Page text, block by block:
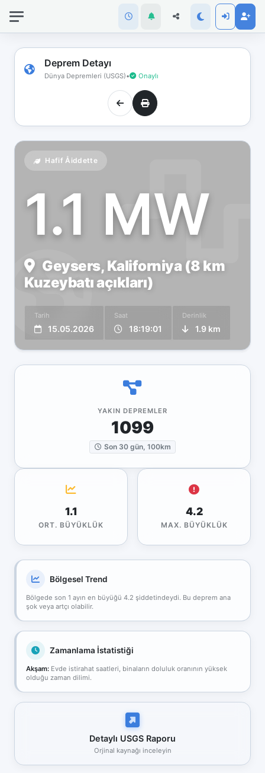
Deprem Detayı
Dünya Depremleri (USGS)• Onaylı
Hafif Åiddette
1.1 MW
Geysers, Kaliforniya (8 km
Kuzeybatı açıkları)
Tarih
15.05.2026
Saat
18:19:01
Derinlik
1.9 km
YAKIN DEPREMLER
1099
Son 30 gün, 100km
1.1
ORT. BÜYÜKLÜK
4.2
MAX. BÜYÜKLÜK
Bölgesel Trend
Bölgede son 1 ayın en büyüğü 4.2 şiddetindeydi. Bu deprem ana
şok veya artçı olabilir.
Zamanlama İstatistiği
Akşam: Evde istirahat saatleri, binaların doluluk oranının yüksek
olduğu zaman dilimi.
Detaylı USGS Raporu
Orjinal kaynağı inceleyin
bağlantınız
koptu!
Çevrimdışı
moddasınız.